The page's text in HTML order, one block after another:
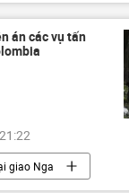
Putin
Hoa Kỳ
án các vụ tấn
giao Nga